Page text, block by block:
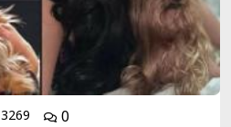
3269
0